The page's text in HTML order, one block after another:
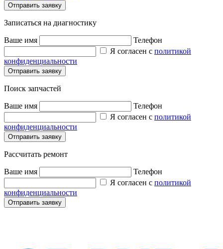
Записаться на диагностику
Ваше имя
Телефон
Я согласен с политикой
конфиденциальности
Поиск запчастей
Ваше имя
Телефон
Я согласен с политикой
конфиденциальности
Рассчитать ремонт
Ваше имя
Телефон
Я согласен с политикой
конфиденциальности